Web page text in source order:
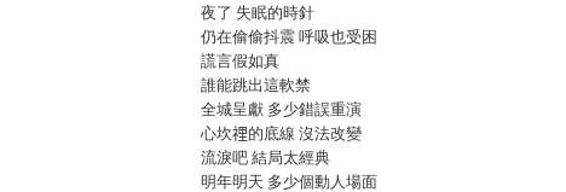
夜了 失眠的時針
仍在偷偷抖震 呼吸也受困
謊言假如真
誰能跳出這軟禁
全城呈獻 多少錯誤重演
心坎𥚃的底線 沒法改變
流淚吧 結局太經典
明年明天 多少個動人場⾯